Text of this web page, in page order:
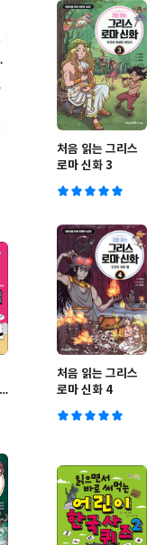
처음 읽는 그리스
로마 신화 3
처음 읽는 그리스
로마 신화 4